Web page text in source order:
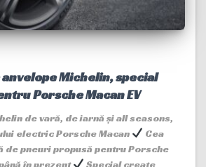
Michelin, special
Porsche Macan EV
de vară, de iarnă și all seasons,
electric Porsche Macan
Cea
de pneuri propusă pentru Porsche
în prezent
Special create